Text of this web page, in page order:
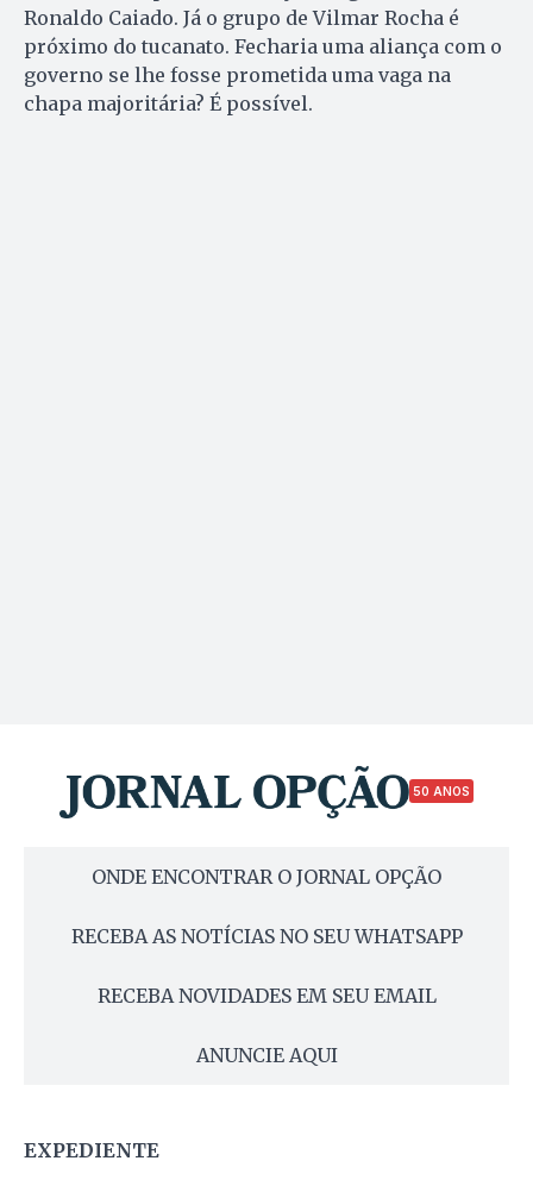
Ronaldo Caiado. Já o grupo de Vilmar Rocha é
próximo do tucanato. Fecharia uma aliança com o
governo se lhe fosse prometida uma vaga na
chapa majoritária? É possível.
50 ANOS
ONDE ENCONTRAR O JORNAL OPÇÃO
RECEBA AS NOTÍCIAS NO SEU WHATSAPP
RECEBA NOVIDADES EM SEU EMAIL
ANUNCIE AQUI
EXPEDIENTE